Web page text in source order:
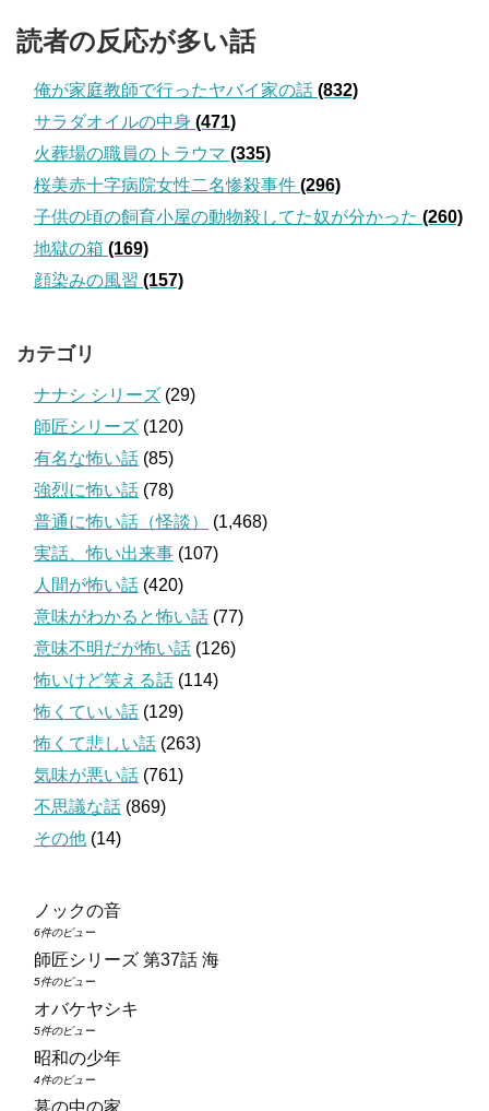
読者の反応が多い話
俺が家庭教師で行ったヤバイ家の話 (832)
サラダオイルの中身 (471)
火葬場の職員のトラウマ (335)
桜美赤十字病院女性二名惨殺事件 (296)
子供の頃の飼育小屋の動物殺してた奴が分かった (260)
地獄の箱 (169)
顔染みの風習 (157)
カテゴリ
ナナシ シリーズ (29)
師匠シリーズ (120)
有名な怖い話 (85)
強烈に怖い話 (78)
普通に怖い話（怪談）
(1,468)
実話、怖い出来事 (107)
人間が怖い話 (420)
意味がわかると怖い話 (77)
意味不明だが怖い話 (126)
怖いけど笑える話 (114)
怖くていい話 (129)
怖くて悲しい話 (263)
気味が悪い話 (761)
不思議な話 (869)
その他 (14)
ノックの音
6件のビュー
師匠シリーズ 第37話 海
5件のビュー
オバケヤシキ
5件のビュー
昭和の少年
4件のビュー
墓の中の家